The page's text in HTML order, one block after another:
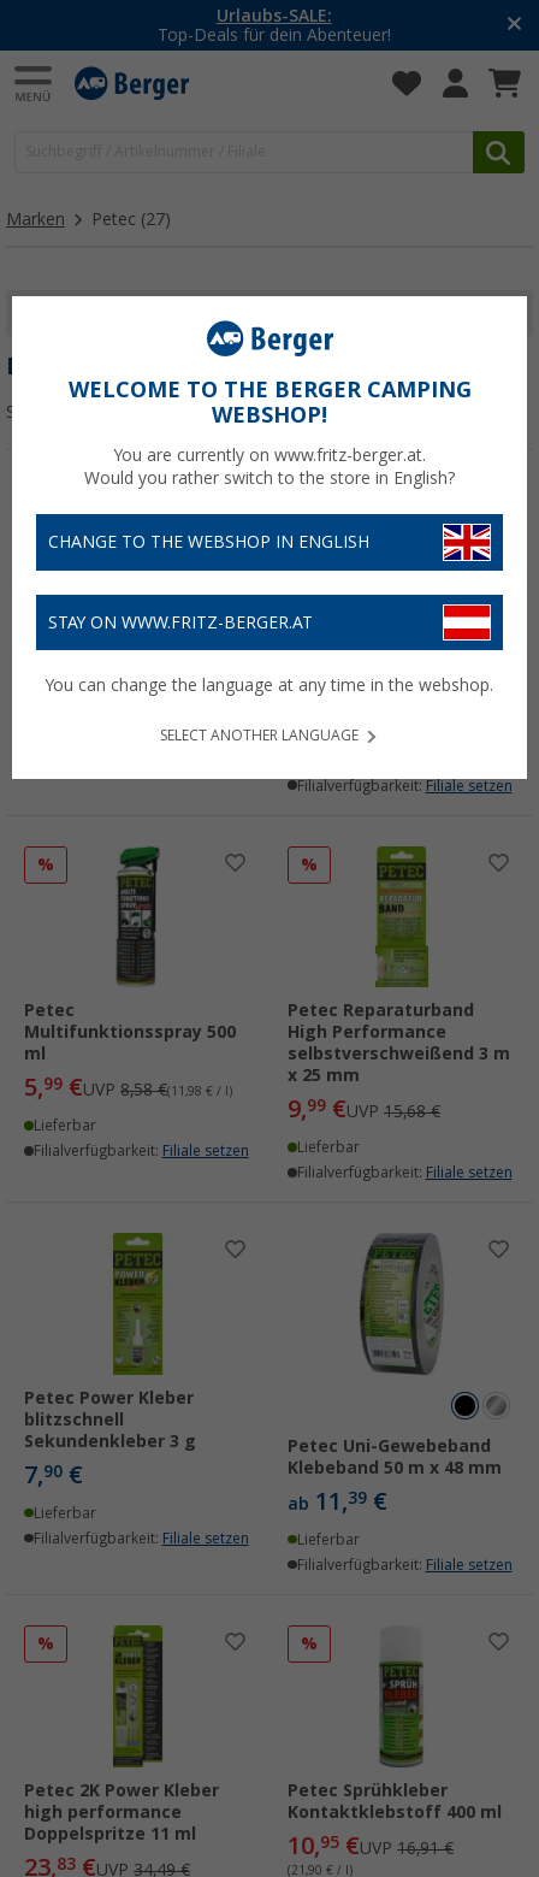
Urlaubs-SALE:
Top-Deals für dein Abenteuer!
Marken Petec (27)
PETEC
Sortieren:
99€
PETEC Silikonspray
500 ml
Filialverfügbarkeit: Filiale setzen
%
Petec
Multifunktionsspray 500
ml
5,99 €UVP 8,58 €(11,98 € / l)
Lieferbar
Filialverfügbarkeit: Filiale setzen
%
Petec Reparaturband
High Performance
selbstverschweißend 3 m
x 25 mm
9,99 €UVP 15,68 €
Lieferbar
Filialverfügbarkeit: Filiale setzen
Petec Power Kleber
blitzschnell
Sekundenkleber 3 g
7,90 €
Lieferbar
Filialverfügbarkeit: Filiale setzen
Petec Uni-Gewebeband
Klebeband 50 m x 48 mm
ab 11,39 €
Lieferbar
Filialverfügbarkeit: Filiale setzen
%
Petec 2K Power Kleber
high performance
Doppelspritze 11 ml
23,83 €UVP 34,49 €
%
Petec Sprühkleber
Kontaktklebstoff 400 ml
10,95 €UVP 16,91 €
(21,90 € / l)
WELCOME TO THE BERGER CAMPING
WEBSHOP!
You are currently on www.fritz-berger.at.
Would you rather switch to the store in English?
CHANGE TO THE WEBSHOP IN ENGLISH
STAY ON WWW.FRITZ-BERGER.AT
You can change the language at any time in the webshop.
SELECT ANOTHER LANGUAGE